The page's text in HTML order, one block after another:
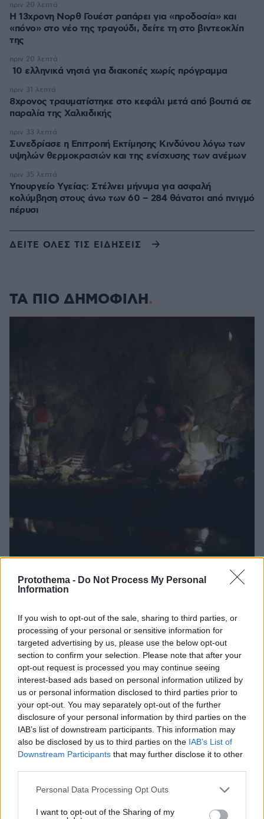
Protothema - Do Not Process My Personal
Information
If you wish to opt-out of the sale, sharing to third parties, or
processing of your personal or sensitive information for
targeted advertising by us, please use the below opt-out
section to confirm your selection. Please note that after your
opt-out request is processed you may continue seeing
interest-based ads based on personal information utilized by
us or personal information disclosed to third parties prior to
your opt-out. You may separately opt-out of the further
disclosure of your personal information by third parties on the
IAB’s list of downstream participants. This information may
also be disclosed by us to third parties on the IAB’s List of
Downstream Participants that may further disclose it to other
Please note that this website/app uses one or more Google
not limited to your visit or usage behaviour. You may click to
Personal Data Processing Opt Outs
I want to opt-out of the Sharing of my
Η 13χρονη Νορθ Γουέστ ραπάρει για «προδοσία» και
«πόνο» στο νέο της τραγούδι, δείτε τη στο βιντεοκλίπ
της
πριν 20 λεπτά
10 ελληνικά νησιά για διακοπές χωρίς πρόγραμμα
πριν 20 λεπτά
8χρονος τραυματίστηκε στο κεφάλι μετά από βουτιά σε
παραλία της Χαλκιδικής
πριν 31 λεπτά
Συνεδρίασε η Επιτροπή Εκτίμησης Κινδύνου λόγω των
υψηλών θερμοκρασιών και της ενίσχυσης των ανέμων
πριν 33 λεπτά
Υπουργείο Υγείας: Στέλνει μήνυμα για ασφαλή
κολύμβηση στους άνω των 60 – 284 θάνατοι από πνιγμό
πέρυσι
πριν 35 λεπτά
ΔΕΙΤΕ ΟΛΕΣ ΤΙΣ ΕΙΔΗΣΕΙΣ
ΤΑ ΠΙΟ ΔΗΜΟΦΙΛΗ
Το «σκουλήκι του διαβόλου» που ζει 1,3 χιλιόμετρα